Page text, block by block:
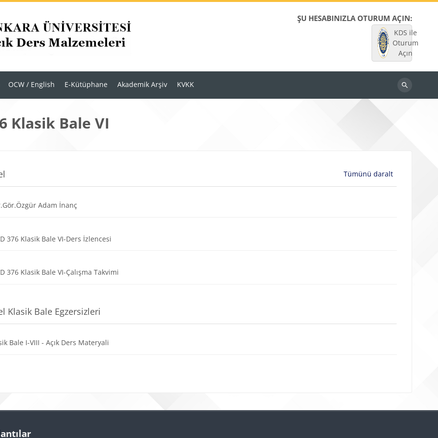
ŞU HESABINIZLA OTURUM AÇIN:
KDS ile
Oturum
Açın
OCW / English E-Kütüphane Akademik Arşiv KVKK
Dersleri
Klasik Bale VI
anahatları Tümünü daralt
Adam İnanç
376 Klasik Bale VI-Ders İzlencesi
376 Klasik Bale VI-Çalışma Takvimi
Klasik Bale Egzersizleri
Bale I-VIII - Açık Ders Materyali